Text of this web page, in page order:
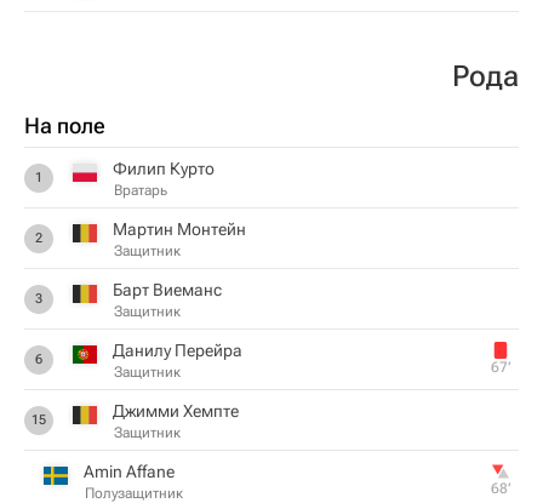
Рода
На поле
1 Филип Курто
Вратарь
2 Мартин Монтейн
Защитник
3 Барт Виеманс
Защитник
6 Данилу Перейра
Защитник 67‎’‎
15 Джимми Хемпте
Защитник
Amin Affane
Полузащитник 68‎’‎